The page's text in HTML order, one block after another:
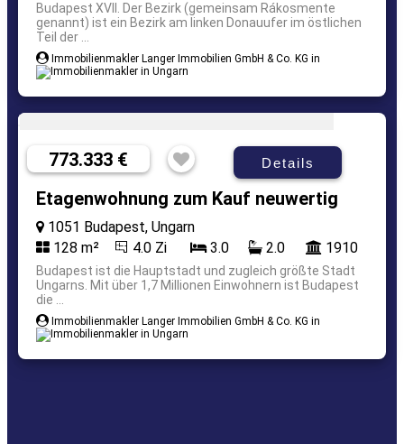
Budapest XVII. Der Bezirk (gemeinsam Rákosmente
genannt) ist ein Bezirk am linken Donauufer im östlichen
Teil der ...
Immobilienmakler Langer Immobilien GmbH & Co. KG in
773.333 € Details
Etagenwohnung zum Kauf neuwertig
1051 Budapest, Ungarn
128 m²
4.0 Zi 3.0 2.0 1910
Budapest ist die Hauptstadt und zugleich größte Stadt
Ungarns. Mit über 1,7 Millionen Einwohnern ist Budapest
die ...
Immobilienmakler Langer Immobilien GmbH & Co. KG in